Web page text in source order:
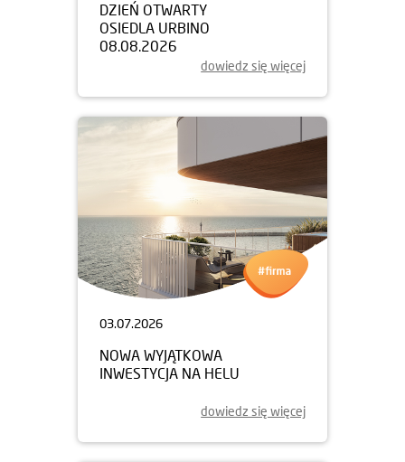
DZIEŃ OTWARTY
OSIEDLA URBINO
08.08.2026
dowiedz się więcej
03.07.2026
NOWA WYJĄTKOWA
INWESTYCJA NA HELU
dowiedz się więcej